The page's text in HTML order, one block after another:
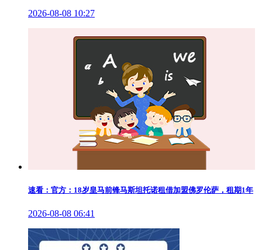
2026-08-08 10:27
速看：官方：18岁皇马前锋马斯坦托诺租借加盟佛罗伦萨，租期1年
2026-08-08 06:41